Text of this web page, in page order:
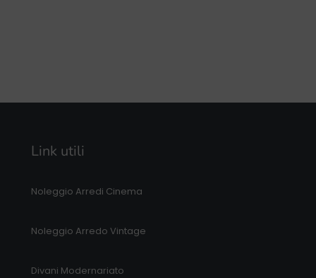
Link utili
Noleggio Arredi Cinema
Noleggio Arredo Vintage
Divani Modernariato